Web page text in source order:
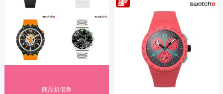
商品折價券